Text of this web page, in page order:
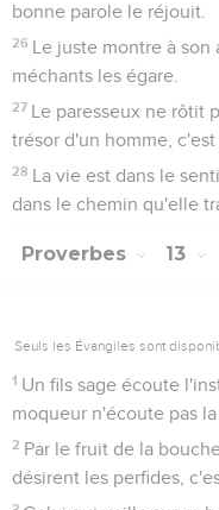
bonne parole le réjouit.
26 Le juste montre à son
méchants les égare.
27 Le paresseux ne rôtit
trésor d'un homme, c'est
28 La vie est dans le
dans le chemin qu'elle
Proverbes 13
Seuls les Évangiles sont
1 Un fils sage écoute
moqueur n'écoute pas la
2 Par le fruit de la
désirent les perfides,